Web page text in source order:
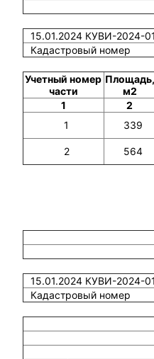
15.01.2024 КУВИ-2024-
Кадастровый номер
Учетный номер
части
Площадь,
м2
1
2
1
339
2 564
15.01.2024 КУВИ-2024-
Кадастровый номер